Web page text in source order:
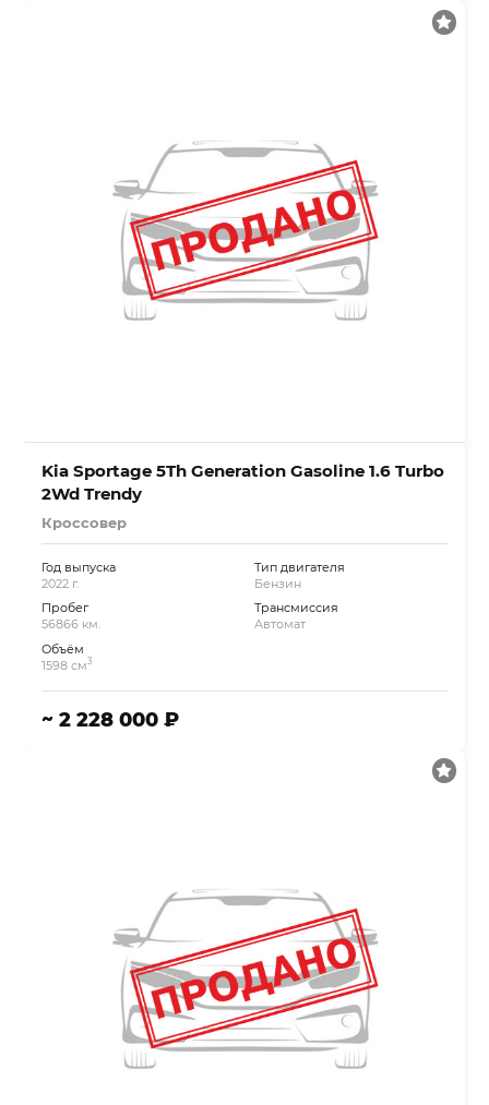
Kia Sportage 5Th Generation Gasoline 1.6 Turbo
2Wd Trendy
Кроссовер
Год выпуска
2022 г.
Пробег
56866 км.
Объём
1598 см3
Тип двигателя
Бензин
Трансмиссия
Автомат
~ 2 228 000 ₽